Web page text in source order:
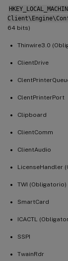
64 bits)
Thinwire3.0
ClientDrive
ClentPrinterPort
Clipboard
ClientComm
ClientAudio
LicenseHandler
TWI (Obligatorio)
SmartCard
ICACTL
SSPI
TwainRdr